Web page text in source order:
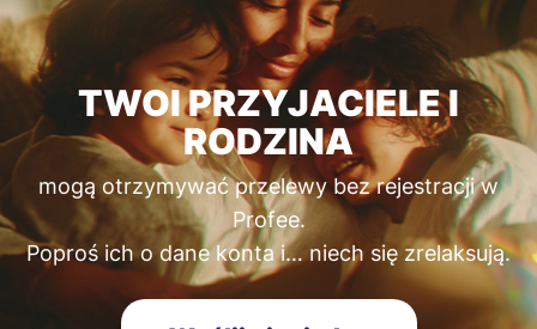
TWOI PRZYJACIELE I
RODZINA
mogą otrzymywać przelewy bez rejestracji w
Profee.
Poproś ich o dane konta i… niech się zrelaksują.